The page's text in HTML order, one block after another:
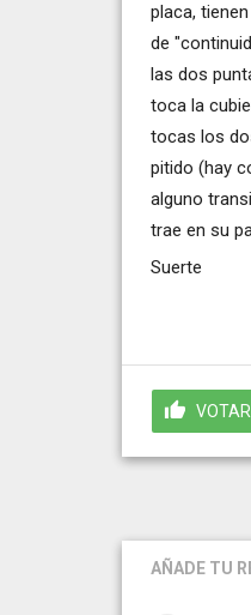
placa,
de
las dos
toca la
tocas los
pitido (hay
alguno
trae en su
Suerte
VOTAR
AÑADE TU